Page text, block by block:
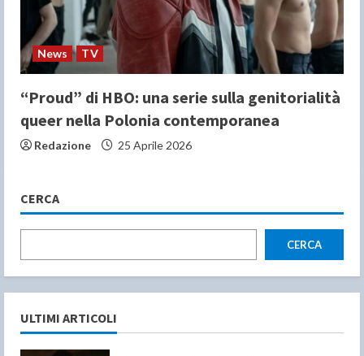
News TV
“Proud” di HBO: una serie sulla genitorialità
queer nella Polonia contemporanea
Redazione 25 Aprile 2026
CERCA
CERCA
ULTIMI ARTICOLI